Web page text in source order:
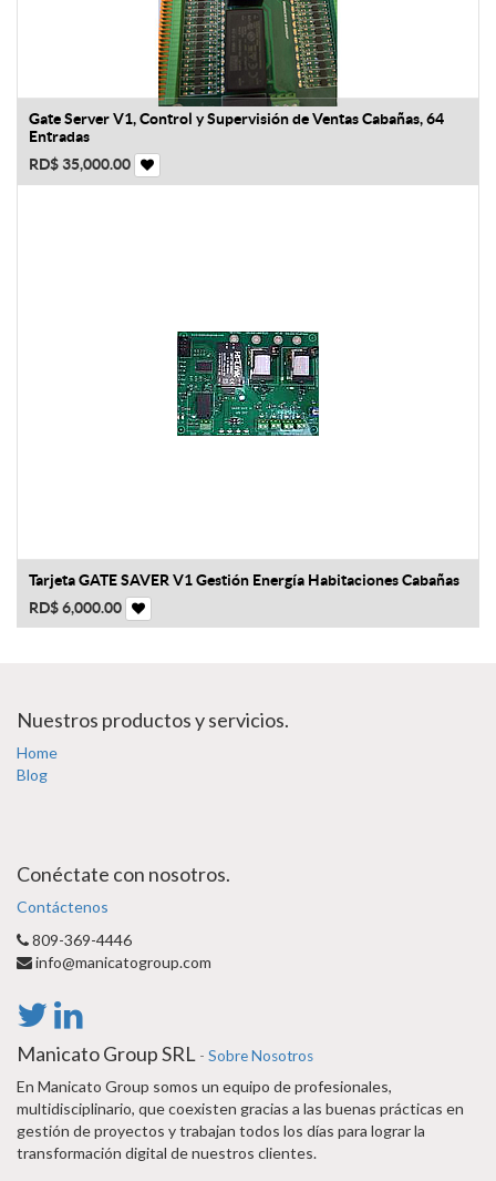
Gate Server V1, Control y Supervisión de Ventas Cabañas, 64
Entradas
RD$35,000.00
Tarjeta GATE SAVER V1 Gestión Energía Habitaciones Cabañas
RD$6,000.00
Nuestros productos y servicios.
Home
Blog
Conéctate con nosotros.
Contáctenos
809-369-4446
info@manicatogroup.com
Manicato Group SRL - Sobre Nosotros
En Manicato Group somos un equipo de profesionales,
multidisciplinario, que coexisten gracias a las buenas prácticas en
gestión de proyectos y trabajan todos los días para lograr la
transformación digital de nuestros clientes.